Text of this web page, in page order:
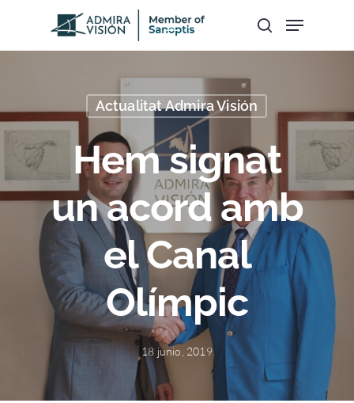
Hit enter to search or ESC to close
Actualitat Admira Visión
Hem signat
un acord amb
el Canal
Olímpic
18 junio, 2019